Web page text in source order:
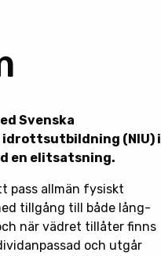
Svenska
idrottsutbildning (NIU) i
en elitsatsning.
pass allmän fysiskt
tillgång till både lång-
när vädret tillåter finns
och utgår